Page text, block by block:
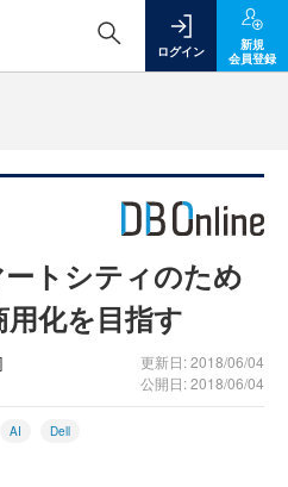
ログイン
新規
会員登録
トシティのため
化を目指す
更新日: 2018/06/04
公開日: 2018/06/04
AI Dell